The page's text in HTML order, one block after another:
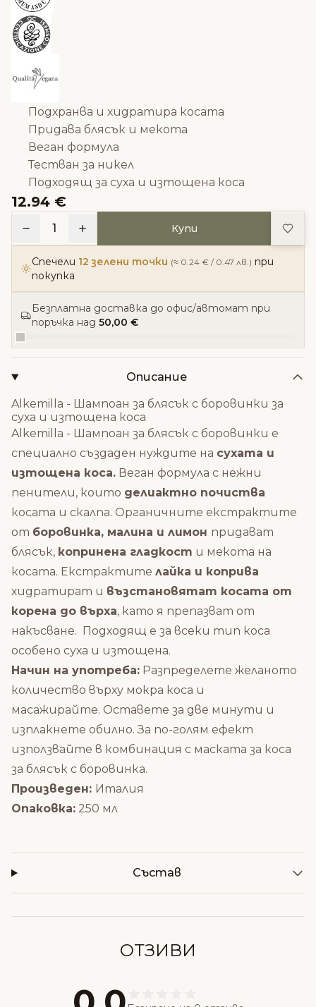
Подхранва и хидратира косата
Придава блясък и мекота
Веган формула
Тестван за никел
Подходящ за суха и изтощена коса
12.94 €
1 Купи
Спечели 12 зелени точки (≈ 0.24 € / 0.47 лв.) при
покупка
Безплатна доставка до офис/автомат при
поръчка над 50,00 €
Описание
Alkemilla - Шампоан за блясък с боровинки за
суха и изтощена коса
Alkemilla - Шампоан за блясък с боровинки е
специално създаден нуждите на сухата и
изтощена коса. Веган формула с нежни
пенители, които делиактно почиства
косата и скалпа. Органичните екстрактите
от боровинка, малина и лимон придават
блясък, копринена гладкост и мекота на
косата. Екстрактите лайка и коприва
хидратират и възстановятат косата от
корена до върха, като я препазват от
накъсване. Подходящ е за всеки тип коса
особено суха и изтощена.
Начин на употреба: Разпределете желаното
количество върху мокра коса и
масажирайте. Оставете за две минути и
изплакнете обилно. За по-голям ефект
използвайте в комбинация с маската за коса
за блясък с боровинка.
Произведен: Италия
Опаковка: 250 мл
Състав
ОТЗИВИ